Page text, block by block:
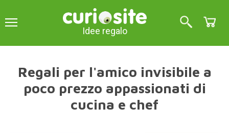
Idee regalo
Regali per l'amico invisibile a
poco prezzo appassionati di
cucina e chef